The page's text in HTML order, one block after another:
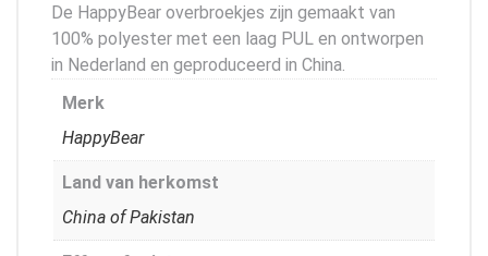
De HappyBear overbroekjes zijn gemaakt van
100% polyester met een laag PUL en ontworpen
in Nederland en geproduceerd in China.
Merk
HappyBear
Land van herkomst
China of Pakistan